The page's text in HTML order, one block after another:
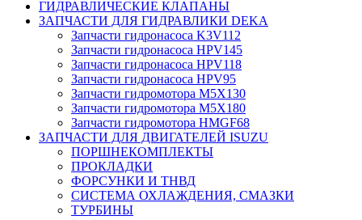
ГИДРАВЛИЧЕСКИЕ КЛАПАНЫ
ЗАПЧАСТИ ДЛЯ ГИДРАВЛИКИ DEKA
Запчасти гидронасоса K3V112
Запчасти гидронасоса HPV145
Запчасти гидронасоса HPV118
Запчасти гидронасоса HPV95
Запчасти гидромотора M5X130
Запчасти гидромотора M5X180
Запчасти гидромотора HMGF68
ЗАПЧАСТИ ДЛЯ ДВИГАТЕЛЕЙ ISUZU
ПОРШНЕКОМПЛЕКТЫ
ПРОКЛАДКИ
ФОРСУНКИ И ТНВД
СИСТЕМА ОХЛАЖДЕНИЯ, СМАЗКИ
ТУРБИНЫ